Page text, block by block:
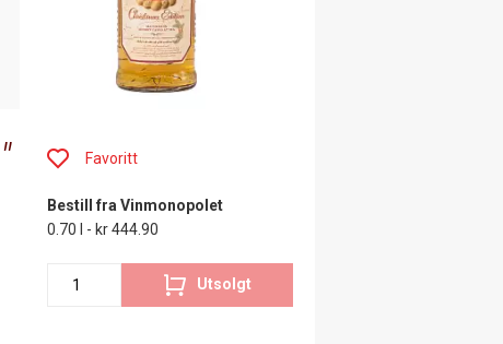
Favoritt
Bestill fra Vinmonopolet
0.70 l - kr 444.90
Utsolgt